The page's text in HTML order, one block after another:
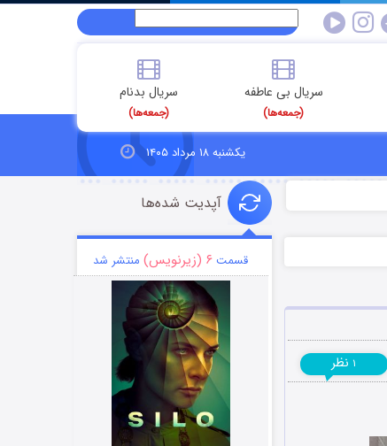
سریال بی عاطفه
(جمعه‌ها)
سریال بدنام
(جمعه‌ها)
یکشنبه ۱۸ مرداد ۱۴۰۵
۱ نظر
آپدیت شده‌ها
قسمت ۶ (زیرنویس) منتشر شد